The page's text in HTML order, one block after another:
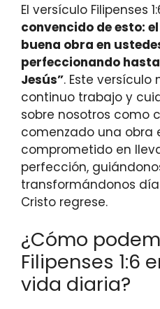
El versículo Filipenses
convencido de esto:
buena obra en
perfeccionando
Jesús”. Este versículo
continuo trabajo y
sobre nosotros como
comenzado una obra
comprometido en
perfección,
transformándonos
Cristo regrese.
¿Cómo
Filipenses 1:6
vida diaria?